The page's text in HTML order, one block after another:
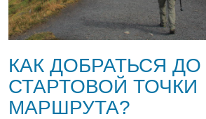
КАК ДОБРАТЬСЯ ДО
СТАРТОВОЙ ТОЧКИ
МАРШРУТА?